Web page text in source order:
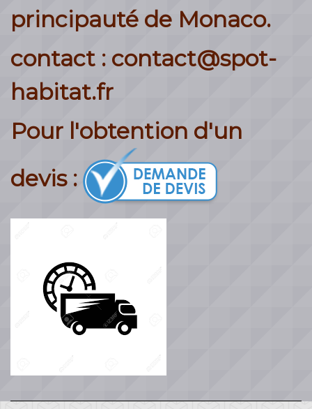
principauté de Monaco.
contact : contact@spot-
habitat.fr
Pour l'obtention d'un
devis :